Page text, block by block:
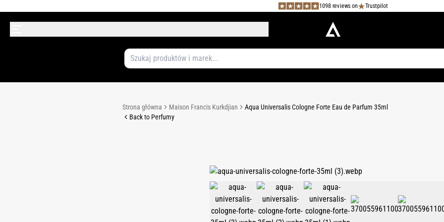
1098 reviews on Trustpilot
Strona główna Maison Francis Kurkdjian
Aqua Universalis Cologne Forte Eau de Parfum 35ml
Back to Perfumy